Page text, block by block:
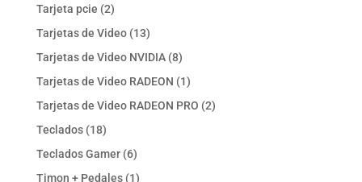
Tarjeta pcie 22
productos
Tarjetas de Video 1313
productos
Tarjetas de Video NVIDIA 88
productos
Tarjetas de Video RADEON 11
producto
Tarjetas de Video RADEON PRO 22
Teclados 1818
productos
Teclados Gamer 66
productos
Timon + Pedales 11